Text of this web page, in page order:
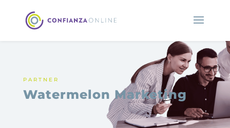
PARTNER
Watermelon Marketing